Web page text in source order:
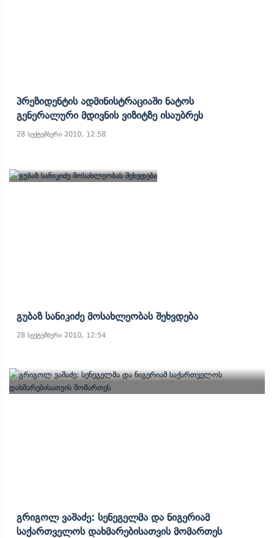
Პრეზიდენტის Ადმინისტრაციაში Ნატოს
Გენერალური Მდივნის Ვიზიტზე Ისაუბრეს
28 სექტემბერი 2010, 12:58
Გუბაზ Სანიკიძე Მოსახლეობას Შეხვდება
28 სექტემბერი 2010, 12:54
Გრიგოლ Ვაშაძე: Სენეგელმა Და Ნიგერიამ
Საქართველოს Დახმარებისათვის Მომართეს